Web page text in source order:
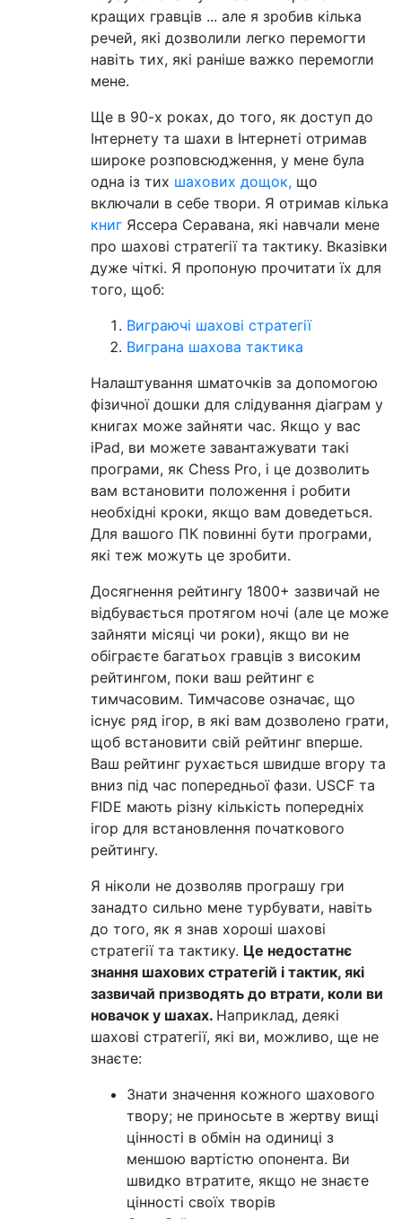
кращих гравців ... але я зробив кілька
речей, які дозволили легко перемогти
навіть тих, які раніше важко перемогли
мене.
Ще в 90-х роках, до того, як доступ до
Інтернету та шахи в Інтернеті отримав
широке розповсюдження, у мене була
одна із тих шахових дощок, що
включали в себе твори. Я отримав кілька
книг Яссера Серавана, які навчали мене
про шахові стратегії та тактику. Вказівки
дуже чіткі. Я пропоную прочитати їх для
того, щоб:
Виграючі шахові стратегії
Виграна шахова тактика
Налаштування шматочків за допомогою
фізичної дошки для слідування діаграм у
книгах може зайняти час. Якщо у вас
iPad, ви можете завантажувати такі
програми, як Chess Pro, і це дозволить
вам встановити положення і робити
необхідні кроки, якщо вам доведеться.
Для вашого ПК повинні бути програми,
які теж можуть це зробити.
Досягнення рейтингу 1800+ зазвичай не
відбувається протягом ночі (але це може
зайняти місяці чи роки), якщо ви не
обіграєте багатьох гравців з високим
рейтингом, поки ваш рейтинг є
тимчасовим. Тимчасове означає, що
існує ряд ігор, в які вам дозволено грати,
щоб встановити свій рейтинг вперше.
Ваш рейтинг рухається швидше вгору та
вниз під час попередньої фази. USCF та
FIDE мають різну кількість попередніх
ігор для встановлення початкового
рейтингу.
Я ніколи не дозволяв програшу гри
занадто сильно мене турбувати, навіть
до того, як я знав хороші шахові
стратегії та тактику. Це недостатнє
знання шахових стратегій і тактик, які
зазвичай призводять до втрати, коли ви
новачок у шахах. Наприклад, деякі
шахові стратегії, які ви, можливо, ще не
знаєте:
Знати значення кожного шахового
твору; не приносьте в жертву вищі
цінності в обмін на одиниці з
меншою вартістю опонента. Ви
швидко втратите, якщо не знаєте
цінності своїх творів